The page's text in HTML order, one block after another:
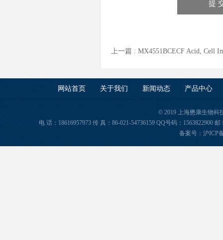
上一篇 : MX4551BCECF Acid, Cell
网站首页 关于我们 新闻动态 产品中心
© 2019 上海懋康生物科
电 话：18616957973 传 真：86-021-54736159 QQ号码：1563822900
备案号： 沪ICP